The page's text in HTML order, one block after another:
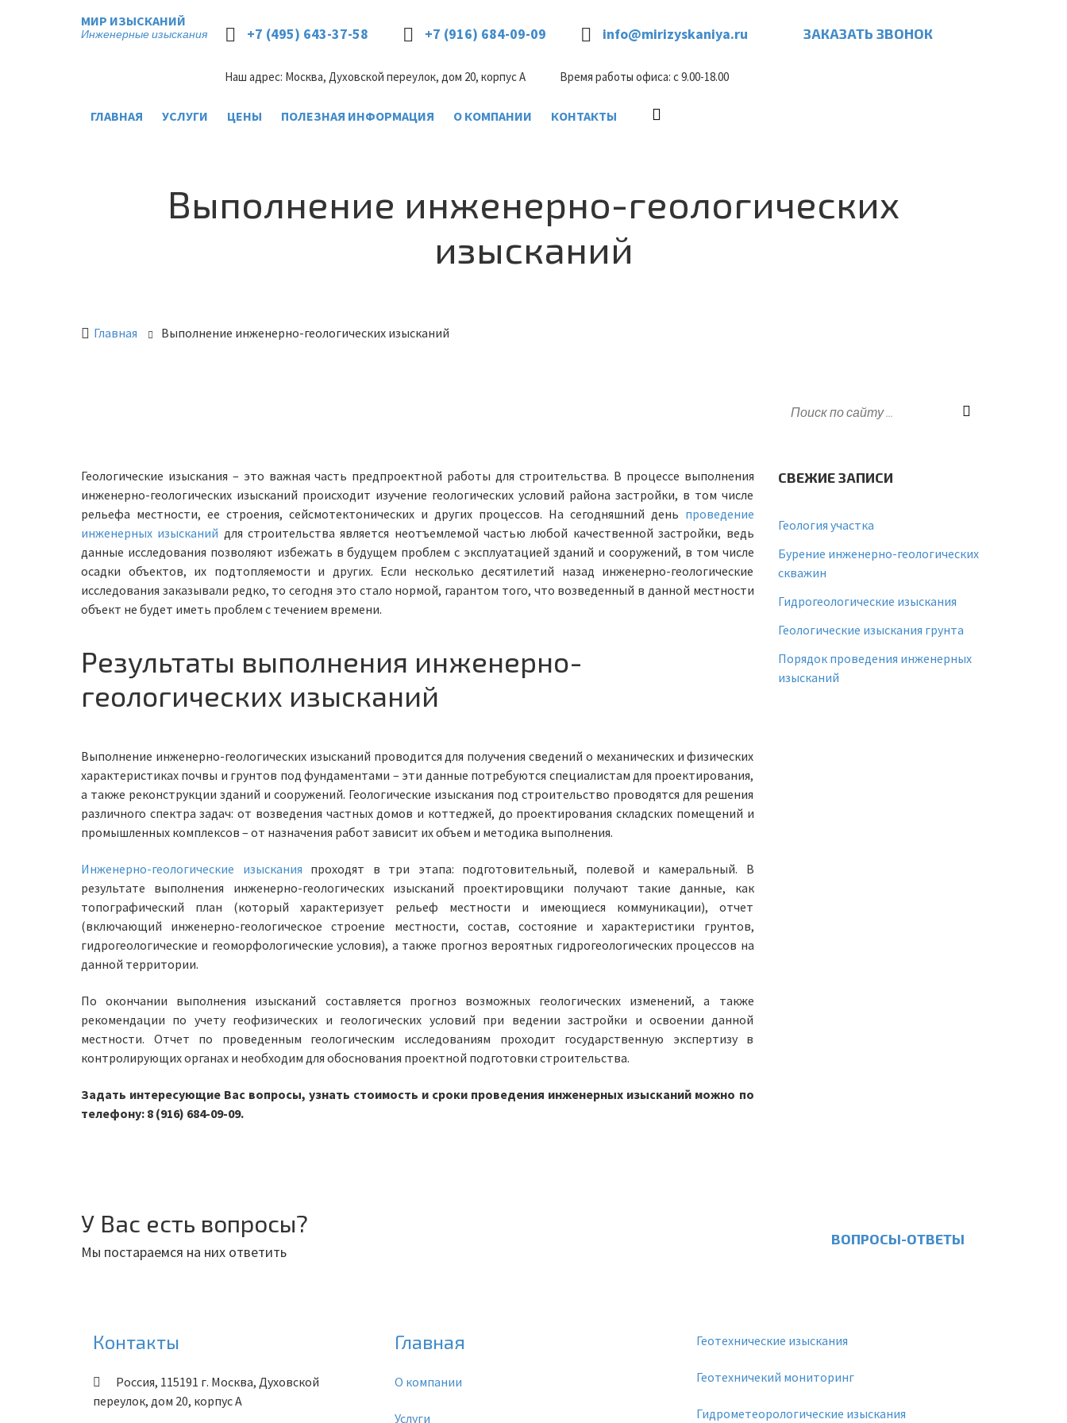
МИР ИЗЫСКАНИЙ
Инженерные изыскания +7 (495) 643-37-58 +7 (916) 684-09-09 info@mirizyskaniya.ru ЗАКАЗАТЬ ЗВОНОК
Наш адрес: Москва, Духовской переулок, дом 20, корпус А Время работы офиса: с 9.00-18.00
ГЛАВНАЯ УСЛУГИ ЦЕНЫ ПОЛЕЗНАЯ ИНФОРМАЦИЯ О КОМПАНИИ КОНТАКТЫ
Выполнение инженерно-геологических
изысканий
Главная Выполнение инженерно-геологических изысканий
Геологические изыскания – это важная часть предпроектной работы для строительства. В процессе выполнения
инженерно-геологических изысканий происходит изучение геологических условий района застройки, в том числе
рельефа местности, ее строения, сейсмотектонических и других процессов. На сегодняшний день проведение
инженерных изысканий для строительства является неотъемлемой частью любой качественной застройки, ведь
данные исследования позволяют избежать в будущем проблем с эксплуатацией зданий и сооружений, в том числе
осадки объектов, их подтопляемости и других. Если несколько десятилетий назад инженерно-геологические
исследования заказывали редко, то сегодня это стало нормой, гарантом того, что возведенный в данной местности
объект не будет иметь проблем с течением времени.
Результаты выполнения инженерно-
геологических изысканий
Выполнение инженерно-геологических изысканий проводится для получения сведений о механических и физических
характеристиках почвы и грунтов под фундаментами – эти данные потребуются специалистам для проектирования,
а также реконструкции зданий и сооружений. Геологические изыскания под строительство проводятся для решения
различного спектра задач: от возведения частных домов и коттеджей, до проектирования складских помещений и
промышленных комплексов – от назначения работ зависит их объем и методика выполнения.
Инженерно-геологические изыскания проходят в три этапа: подготовительный, полевой и камеральный. В
результате выполнения инженерно-геологических изысканий проектировщики получают такие данные, как
топографический план (который характеризует рельеф местности и имеющиеся коммуникации), отчет
(включающий инженерно-геологическое строение местности, состав, состояние и характеристики грунтов,
гидрогеологические и геоморфологические условия), а также прогноз вероятных гидрогеологических процессов на
данной территории.
По окончании выполнения изысканий составляется прогноз возможных геологических изменений, а также
рекомендации по учету геофизических и геологических условий при ведении застройки и освоении данной
местности. Отчет по проведенным геологическим исследованиям проходит государственную экспертизу в
контролирующих органах и необходим для обоснования проектной подготовки строительства.
Задать интересующие Вас вопросы, узнать стоимость и сроки проведения инженерных изысканий можно по
телефону: 8 (916) 684-09-09.
СВЕЖИЕ ЗАПИСИ
Геология участка
Бурение инженерно-геологических
скважин
Гидрогеологические изыскания
Геологические изыскания грунта
Порядок проведения инженерных
изысканий
У Вас есть вопросы?
Мы постараемся на них ответить
ВОПРОСЫ-ОТВЕТЫ
Контакты
Россия, 115191 г. Москва, Духовской
переулок, дом 20, корпус А
Главная
О компании
Услуги
Геотехнические изыскания
Геотехничекий мониторинг
Гидрометеорологические изыскания